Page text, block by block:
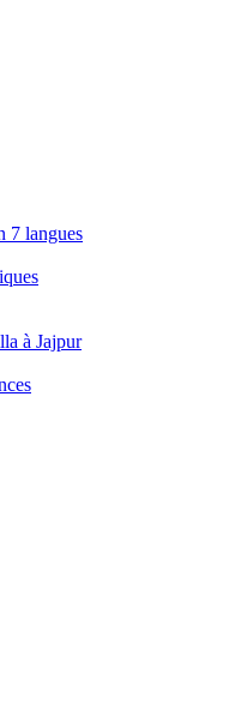
7 langues
à Jajpur